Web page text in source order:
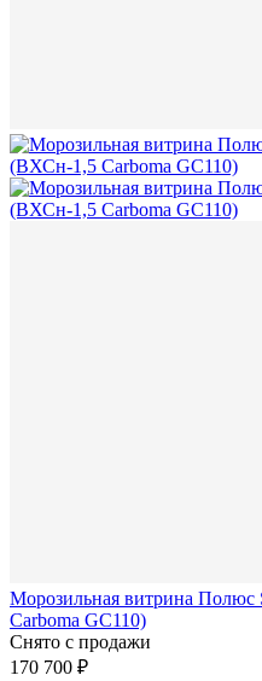
Морозильная витрина Полюс
Carboma GC110)
Снято с продажи
170 700 ₽